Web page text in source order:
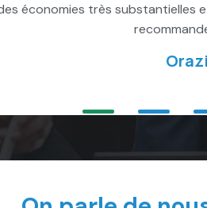
Très bon contact avec Mathieu, il